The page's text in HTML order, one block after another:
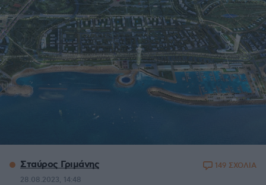
Σταύρος Γριμάνης
28.08.2023, 14:48
149 ΣΧΟΛΙΑ